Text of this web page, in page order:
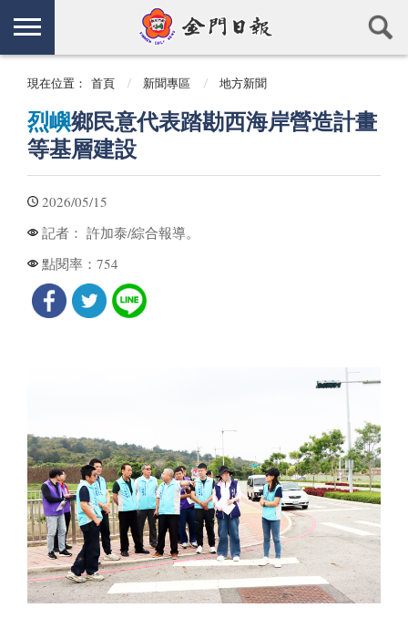
現在位置： 首頁 新聞專區 地方新聞
烈嶼鄉民意代表踏勘西海岸營造計畫
等基層建設
2026/05/15
記者： 許加泰/綜合報導。
點閱率： 754